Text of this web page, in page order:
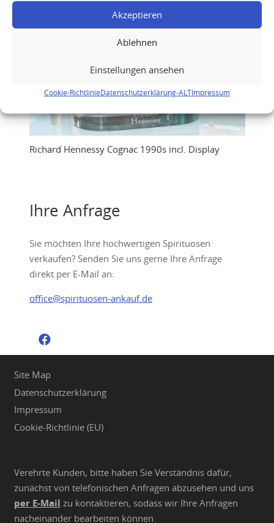
Akzeptieren
Ablehnen
Einstellungen ansehen
Cookie-RichtlinieDatenschutzerklärung-ALTImpressum
Richard Hennessy Cognac 1990s incl. Display
Ihre Anfrage
Sie möchten Ihre hochwertigen Spirituosen
verkaufen? Senden Sie uns gerne Ihre Anfrage
direkt per E-Mail an:
office@spirituosen-ankauf.de
Site Map
Datenschutzerklärung
Impressum
Cookie-Richtlinie (EU)
Verehrte Kunden, bitte haben Sie Verständnis dafür,
zunächst von telefonischen Anfragen abzusehen und uns
per E-Mail zu kontaktieren, sodass wir Ihre Anfragen
nacheinander bearbeiten können.